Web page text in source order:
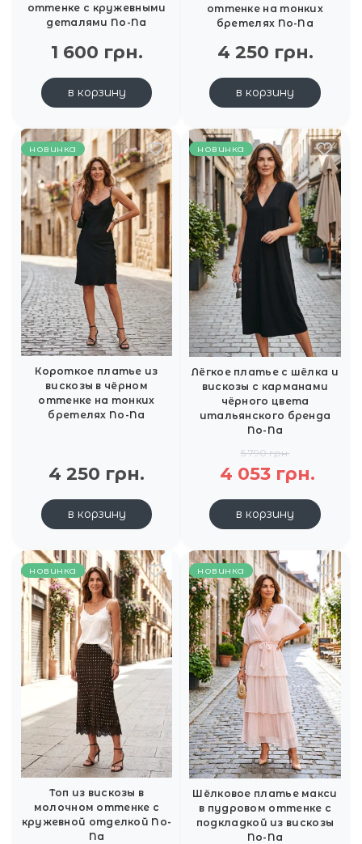
оттенке с кружевными
деталями No-Na
1 600 грн.
в корзину
оттенке на тонких
бретелях No-Na
4 250 грн.
в корзину
новинка
Короткое платье из
вискозы в чёрном
оттенке на тонких
бретелях No-Na
4 250 грн.
в корзину
новинка
Лёгкое платье с шёлка и
вискозы с карманами
чёрного цвета
итальянского бренда
No-Na
5 790 грн.
4 053 грн.
в корзину
новинка
Топ из вискозы в
молочном оттенке с
кружевной отделкой No-
Na
новинка
Шёлковое платье макси
в пудровом оттенке с
подкладкой из вискозы
No-Na